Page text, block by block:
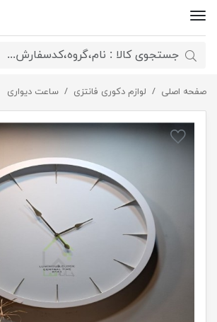
صفحه اصلی لوازم دکوری فانتزی ساعت دیواری ساعت گرد سفید عقربه طلایی